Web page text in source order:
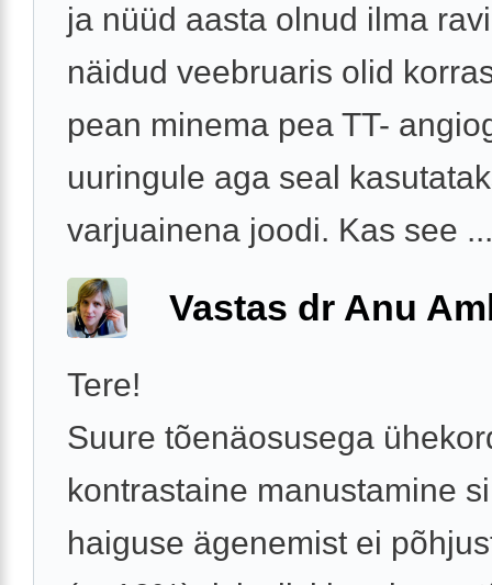
ja nüüd aasta olnud ilma
näidud veebruaris olid
pean minema pea TT-
uuringule aga seal
varjuainena joodi. Kas see ...
Vastas dr Anu
Tere!
Suure tõenäosusega
kontrastaine manustamine
haiguse ägenemist ei